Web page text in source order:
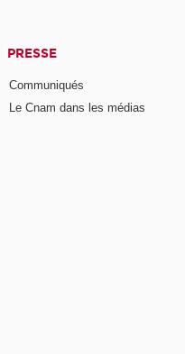
PRESSE
Communiqués
Le Cnam dans les médias